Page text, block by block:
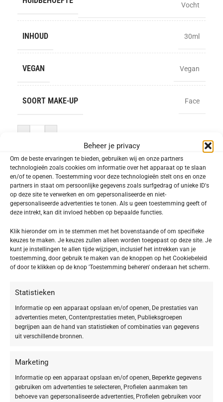
Beheer je privacy
Om de beste ervaringen te bieden, gebruiken wij en onze partners
technologieën zoals cookies om informatie over het apparaat op te slaan
en/of te openen. Toestemming voor deze technologieën stelt ons en onze
partners in staat om persoonlijke gegevens zoals surfgedrag of unieke ID's
op deze site te verwerken en om gepersonaliseerde en niet-
gepersonaliseerde advertenties te tonen. Als u geen toestemming geeft of
deze intrekt, kan dit invloed hebben op bepaalde functies.
Klik hieronder om in te stemmen met het bovenstaande of om specifieke
keuzes te maken. Je keuzes zullen alleen worden toegepast op deze site. Je
kunt je instellingen te allen tijde wijzigen, inclusief het intrekken van je
toestemming, door gebruik te maken van de knoppen op het Cookiebeleid
of door te klikken op de knop 'Toestemming beheren' onderaan het scherm.
Statistieken
Informatie op een apparaat opslaan en/of openen, De prestaties van
advertenties meten, Contentprestaties meten, Publieksgroepen
begrijpen aan de hand van statistieken of combinaties van gegevens
uit verschillende bronnen.
Marketing
Informatie op een apparaat opslaan en/of openen, Beperkte gegevens
gebruiken om advertenties te selecteren, Profielen aanmaken ten
behoeve van gepersonaliseerde advertenties, Profielen gebruiken voor
Vocht
INHOUD 30ml
VEGAN Vegan
SOORT MAKE-UP Face
TOEVOEGEN AAN WINKELWAGEN
Toevoegen aan verlanglijst
SKU:645306
Delen:
Hydra Liquid Foundation 06 natural
Deze BABOR Hydra Liquid Foundation is een
ultralichte, vloeibare foundation met een gematigde
foundation met extra ‘Hydra Plus’ werkstoffen.
De liquid-textuur zorgt voor eenjeugdige teinten verleent een
verzorgde, natuurlijke look